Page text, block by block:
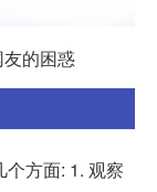
友的困惑
方面: 1. 观察